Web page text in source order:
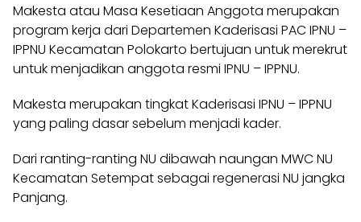
Makesta atau Masa Kesetiaan Anggota merupakan
program kerja dari Departemen Kaderisasi PAC IPNU –
IPPNU Kecamatan Polokarto bertujuan untuk merekrut
untuk menjadikan anggota resmi IPNU – IPPNU.
Makesta merupakan tingkat Kaderisasi IPNU – IPPNU
yang paling dasar sebelum menjadi kader.
Dari ranting-ranting NU dibawah naungan MWC NU
Kecamatan Setempat sebagai regenerasi NU jangka
Panjang.